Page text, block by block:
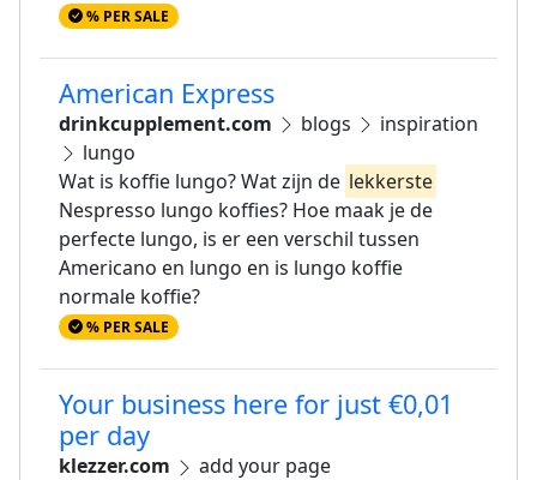
% PER SALE
American Express
drinkcupplement.com blogs
inspiration
lungo
Wat is koffie lungo? Wat zijn de lekkerste
Nespresso lungo koffies? Hoe maak je de
perfecte lungo, is er een verschil tussen
Americano en lungo en is lungo koffie
normale koffie?
% PER SALE
Your business here for just €0,01
per day
klezzer.com add your page